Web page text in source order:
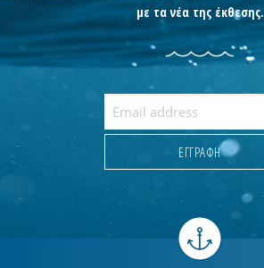
με τα νέα της έκθεσης.